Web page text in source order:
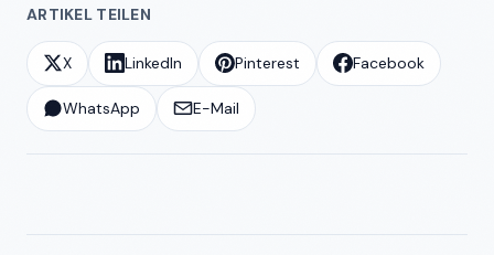
ARTIKEL TEILEN
X LinkedIn Pinterest Facebook
WhatsApp E-Mail